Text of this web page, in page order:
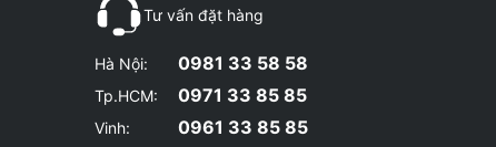
Tư vấn đặt hàng
Hà Nội: 0981 33 58 58
Tp.HCM: 0971 33 85 85
Vinh: 0961 33 85 85